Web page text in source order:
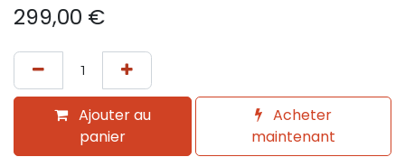
299,00 €
Ajouter au
panier
Acheter
maintenant